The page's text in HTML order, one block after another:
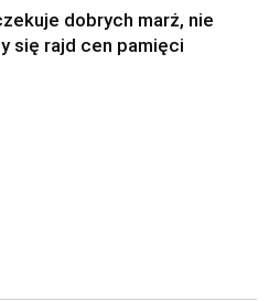
dobrych marż, nie
się rajd cen pamięci